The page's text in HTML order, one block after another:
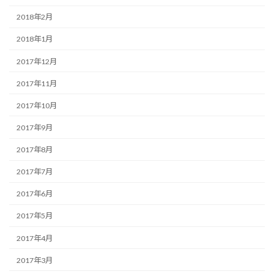
2018年2月
2018年1月
2017年12月
2017年11月
2017年10月
2017年9月
2017年8月
2017年7月
2017年6月
2017年5月
2017年4月
2017年3月